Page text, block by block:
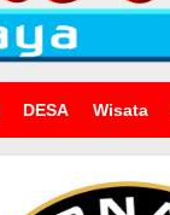
DESA Wisata